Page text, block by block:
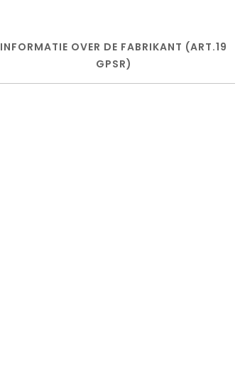
INFORMATIE OVER DE FABRIKANT (ART.19
GPSR)